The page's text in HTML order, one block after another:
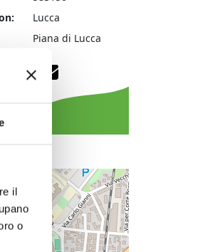
il
o
Lucca
Piana di Lucca
Website
Email